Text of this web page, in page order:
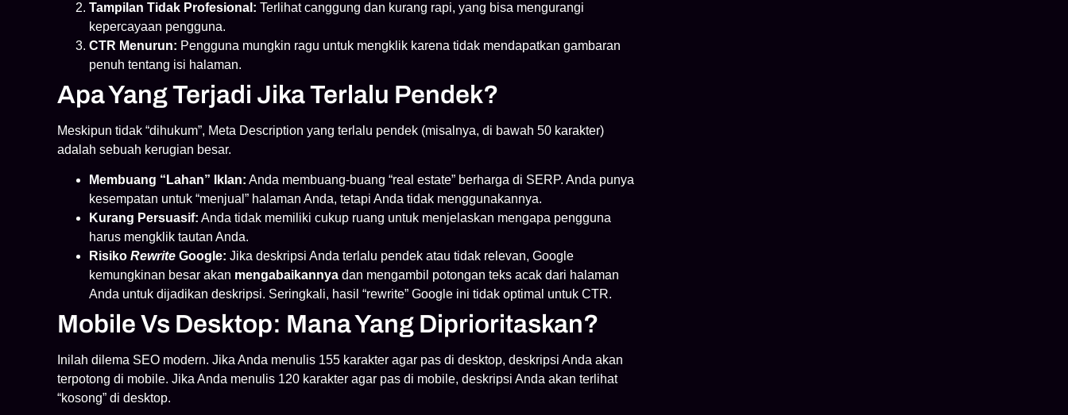
Tampilan Tidak Profesional: Terlihat canggung dan kurang rapi, yang bisa mengurangi
kepercayaan pengguna.
CTR Menurun: Pengguna mungkin ragu untuk mengklik karena tidak mendapatkan gambaran
penuh tentang isi halaman.
Apa Yang Terjadi Jika Terlalu Pendek?
Meskipun tidak “dihukum”, Meta Description yang terlalu pendek (misalnya, di bawah 50 karakter)
adalah sebuah kerugian besar.
Membuang “Lahan” Iklan: Anda membuang-buang “real estate” berharga di SERP. Anda punya
kesempatan untuk “menjual” halaman Anda, tetapi Anda tidak menggunakannya.
Kurang Persuasif: Anda tidak memiliki cukup ruang untuk menjelaskan mengapa pengguna
harus mengklik tautan Anda.
Risiko Rewrite Google: Jika deskripsi Anda terlalu pendek atau tidak relevan, Google
kemungkinan besar akan mengabaikannya dan mengambil potongan teks acak dari halaman
Anda untuk dijadikan deskripsi. Seringkali, hasil “rewrite” Google ini tidak optimal untuk CTR.
Mobile Vs Desktop: Mana Yang Diprioritaskan?
Inilah dilema SEO modern. Jika Anda menulis 155 karakter agar pas di desktop, deskripsi Anda akan
terpotong di mobile. Jika Anda menulis 120 karakter agar pas di mobile, deskripsi Anda akan terlihat
“kosong” di desktop.